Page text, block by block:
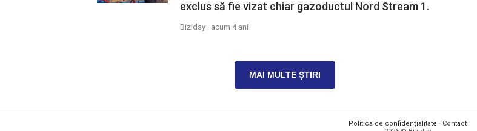
exclus să fie vizat chiar gazoductul Nord Stream 1.
Biziday · acum 4 ani
MAI MULTE ȘTIRI
Politica de confidențialitate · Contact